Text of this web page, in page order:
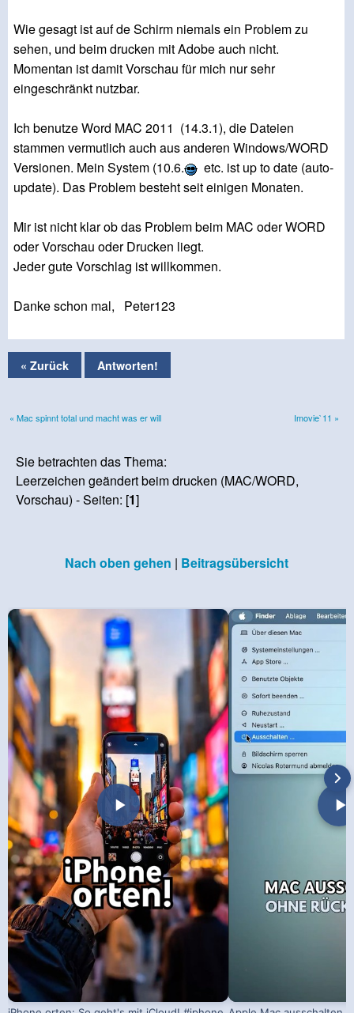
Wie gesagt ist auf de Schirm niemals ein Problem zu
sehen, und beim drucken mit Adobe auch nicht.
Momentan ist damit Vorschau für mich nur sehr
eingeschränkt nutzbar.
Ich benutze Word MAC 2011 (14.3.1), die Dateien
stammen vermutlich auch aus anderen Windows/WORD
Versionen. Mein System (10.6.
etc. ist up to date (auto-
update). Das Problem besteht seit einigen Monaten.
Mir ist nicht klar ob das Problem beim MAC oder WORD
oder Vorschau oder Drucken liegt.
Jeder gute Vorschlag ist willkommen.
Danke schon mal, Peter123
« Zurück Antworten!
« Mac spinnt total und macht was er will Imovie`11 »
Sie betrachten das Thema:
Leerzeichen geändert beim drucken (MAC/WORD,
Vorschau) - Seiten: [1]
Nach oben gehen | Beitragsübersicht